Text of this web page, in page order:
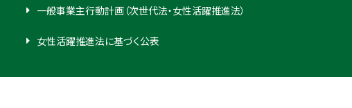
一般事業主行動計画（次世代法・女性活躍推進法）
女性活躍推進法に基づく公表